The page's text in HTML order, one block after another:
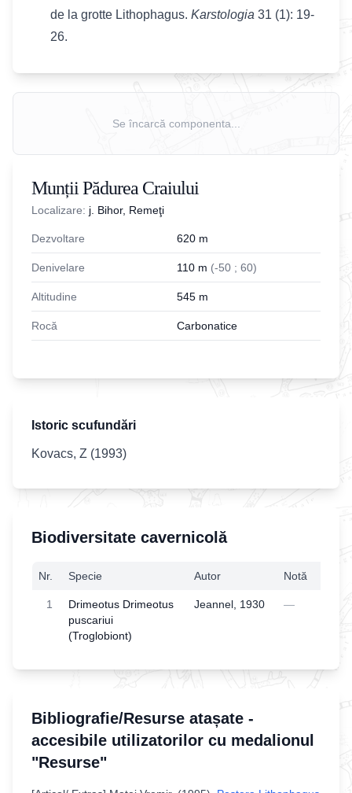
de la grotte Lithophagus. Karstologia 31 (1): 19-
26.
Se încarcă componenta...
Munții Pădurea Craiului
Localizare: j. Bihor, Remeţi
Dezvoltare 620 m
Denivelare 110 m (-50 ; 60)
Altitudine 545 m
Rocă Carbonatice
Istoric scufundări
Kovacs, Z (1993)
Biodiversitate cavernicolă
Nr. Specie Autor Notă
1
Drimeotus Drimeotus
puscariui
(Troglobiont)
Jeannel, 1930 —
Bibliografie/Resurse atașate -
accesibile utilizatorilor cu medalionul
"Resurse"